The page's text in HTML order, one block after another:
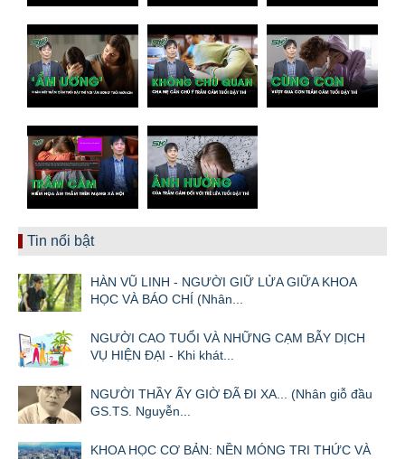
Tin nổi bật
HÀN VŨ LINH - NGƯỜI GIỮ LỬA GIỮA KHOA
HỌC VÀ BÁO CHÍ (Nhân...
NGƯỜI CAO TUỔI VÀ NHỮNG CẠM BẪY DỊCH
VỤ HIỆN ĐẠI - Khi khát...
NGƯỜI THẦY ẤY GIỜ ĐÃ ĐI XA... (Nhân giỗ đầu
GS.TS. Nguyễn...
KHOA HỌC CƠ BẢN: NỀN MÓNG TRI THỨC VÀ